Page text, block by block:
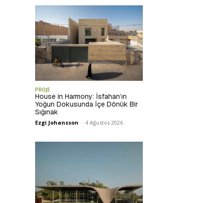
PROJE
House in Harmony: İsfahan’ın
Yoğun Dokusunda İçe Dönük Bir
Sığınak
Ezgi Johansson - 4 Ağustos 2026